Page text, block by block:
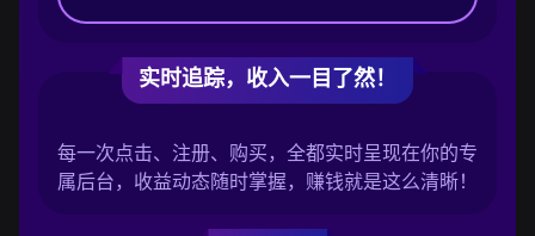
实时追踪，收入一目了然！
每一次点击、注册、购买，全都实时呈现在你的专
属后台，收益动态随时掌握，赚钱就是这么清晰！